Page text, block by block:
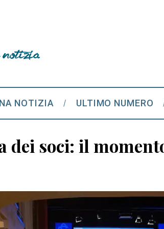
NOTIZIA ULTIMO NUMERO
dei soci: il